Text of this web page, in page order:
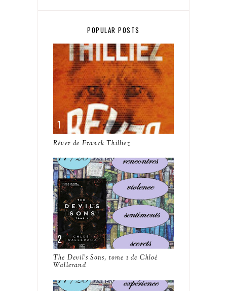
POPULAR POSTS
Rêver de Franck Thilliez
The Devil's Sons, tome 1 de Chloé
Wallerand